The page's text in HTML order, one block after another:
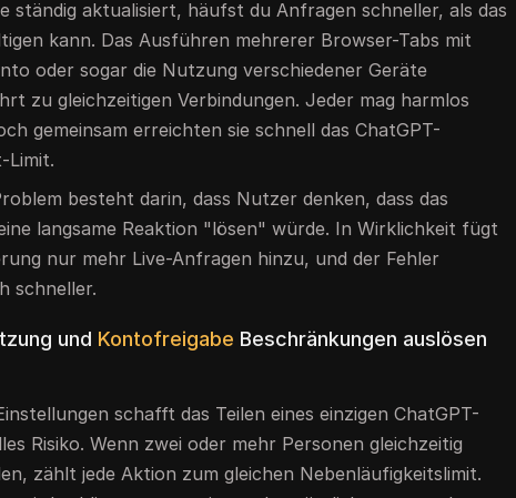
ständig aktualisiert, häufst du Anfragen schneller, als das
kann. Das Ausführen mehrerer Browser-Tabs mit
oder sogar die Nutzung verschiedener Geräte
zu gleichzeitigen Verbindungen. Jeder mag harmlos
gemeinsam erreichten sie schnell das ChatGPT-
Limit.
besteht darin, dass Nutzer denken, dass das
langsame Reaktion "lösen" würde. In Wirklichkeit fügt
nur mehr Live-Anfragen hinzu, und der Fehler
schneller.
und Kontofreigabe Beschränkungen auslösen
schafft das Teilen eines einzigen ChatGPT-
Risiko. Wenn zwei oder mehr Personen gleichzeitig
zählt jede Aktion zum gleichen Nebenläufigkeitslimit.